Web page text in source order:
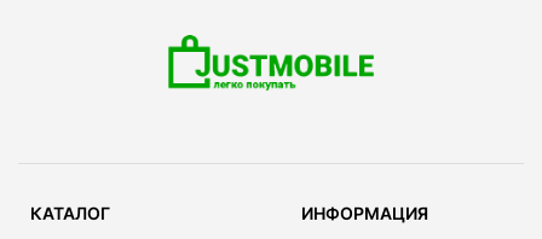
КАТАЛОГ ИНФОРМАЦИЯ